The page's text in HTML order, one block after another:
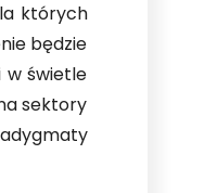
których
będzie
w świetle
sektory